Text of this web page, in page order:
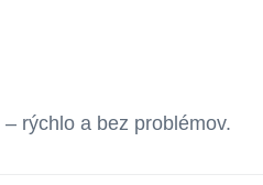
– rýchlo a bez problémov.